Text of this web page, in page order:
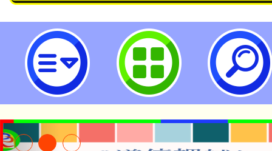
neilrpjhstyc網站設計者：徐嘉